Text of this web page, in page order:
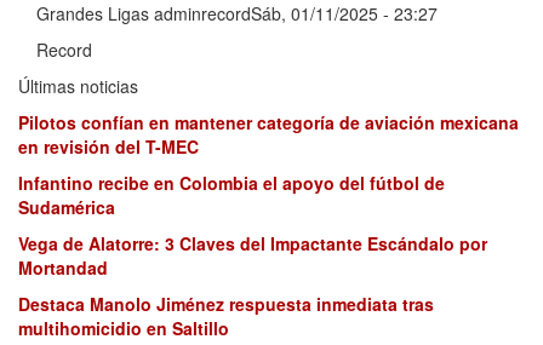
Grandes Ligas adminrecordSáb, 01/11/2025 - 23:27
Record
Últimas noticias
Pilotos confían en mantener categoría de aviación mexicana
en revisión del T-MEC
Infantino recibe en Colombia el apoyo del fútbol de
Sudamérica
Vega de Alatorre: 3 Claves del Impactante Escándalo por
Mortandad
Destaca Manolo Jiménez respuesta inmediata tras
multihomicidio en Saltillo